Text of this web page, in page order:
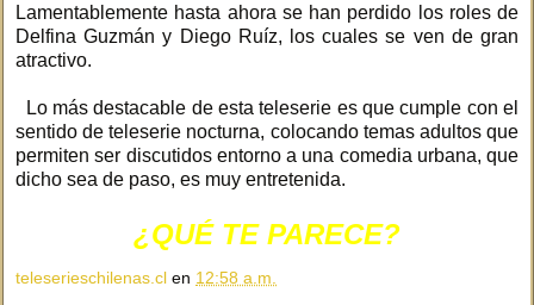
Lamentablemente hasta ahora se han perdido los roles de
Delfina Guzmán y Diego Ruíz, los cuales se ven de gran
atractivo.
Lo más destacable de esta teleserie es que cumple con el
sentido de teleserie nocturna, colocando temas adultos que
permiten ser discutidos entorno a una comedia urbana, que
dicho sea de paso, es muy entretenida.
¿QUÉ TE PARECE?
teleserieschilenas.cl en 12:58 a.m.